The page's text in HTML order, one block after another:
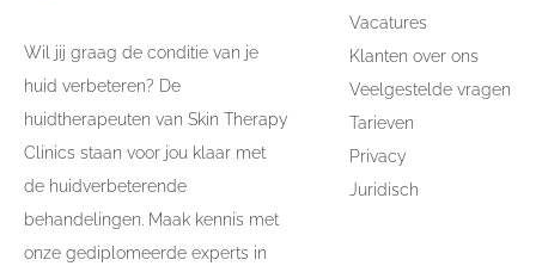
Wil jij graag de conditie van je
huid verbeteren? De
huidtherapeuten van Skin Therapy
Clinics staan voor jou klaar met
de huidverbeterende
behandelingen. Maak kennis met
onze gediplomeerde experts in
Vacatures
Klanten over ons
Veelgestelde vragen
Tarieven
Privacy
Juridisch